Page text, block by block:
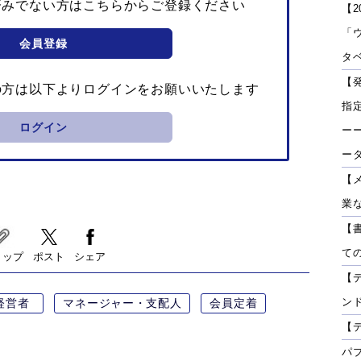
でない方はこちらからご登録ください
会員登録
は以下よりログインをお願いいたします
ログイン
ップ ポスト シェア
営者 マネージャー・支配人 会員定着
【
「
タ
【
指
ー
ー
【
業
【
て
【
ン
【
パ